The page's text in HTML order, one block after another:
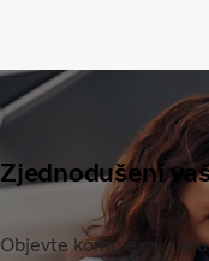
Zjednodušení
Objevte komplexní